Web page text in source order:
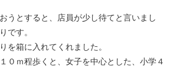
うとすると、店員が少し待てと言いまし
です。
を箱に入れてくれました。
０ｍ程歩くと、女子を中心とした、小学４